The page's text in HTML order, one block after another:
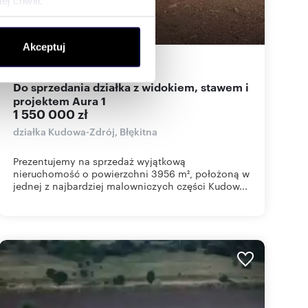
społecznościowym,
od Ciebie lub
Akceptuj
m zł/m
Do sprzedania działka z widokiem, stawem i
projektem Aura 1
1 550 000 zł
działka Kudowa-Zdrój, Błękitna
Prezentujemy na sprzedaż wyjątkową
nieruchomość o powierzchni 3956 m², położoną w
jednej z najbardziej malowniczych części Kudow...